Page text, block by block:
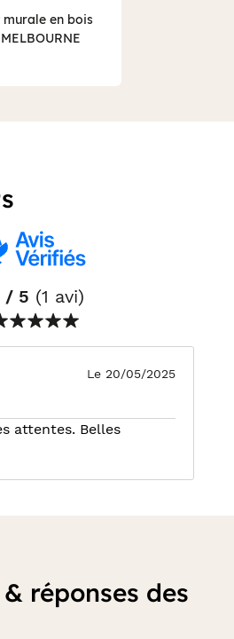
en bois
/ 5 (1 avi)
Le 20/05/2025
attentes. Belles
réponses des